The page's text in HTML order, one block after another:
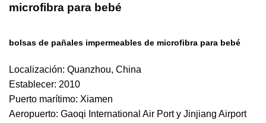
microfibra para bebé
bolsas de pañales impermeables de microfibra para bebé
Localización: Quanzhou, China
Establecer: 2010
Puerto marítimo: Xiamen
Aeropuerto: Gaoqi International Air Port y Jinjiang Airport